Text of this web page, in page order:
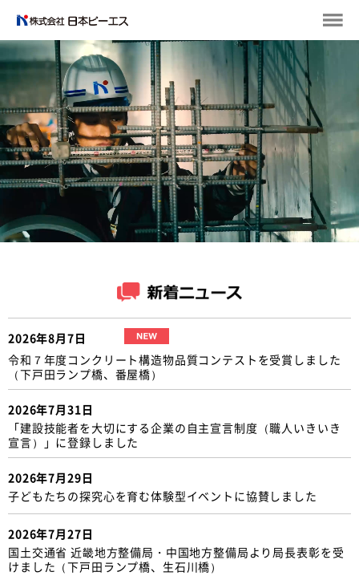
2026年8月7日
令和７年度コンクリート構造物品質コンテストを受賞しました
（下戸田ランプ橋、番屋橋）
2026年7月31日
「建設技能者を大切にする企業の自主宣言制度（職人いきいき
宣言）」に登録しました
2026年7月29日
子どもたちの探究心を育む体験型イベントに協賛しました
2026年7月27日
国土交通省 近畿地方整備局・中国地方整備局より局長表彰を受
けました（下戸田ランプ橋、生石川橋）